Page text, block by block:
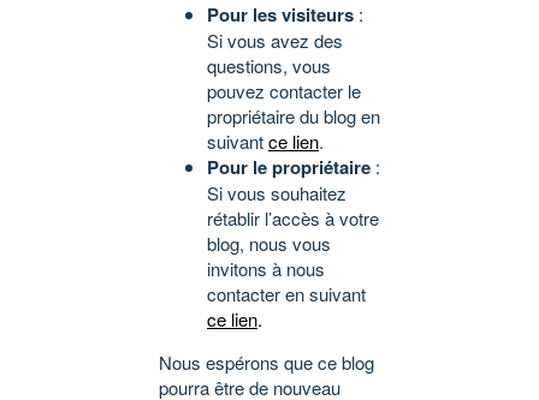
Pour les visiteurs :
Si vous avez des
questions, vous
pouvez contacter le
propriétaire du blog en
suivantce lien.
Pour le propriétaire :
Si vous souhaitez
rétablir l’accès à votre
blog, nous vous
invitons à nous
contacter en suivant
ce lien.
Nous espérons que ce blog
pourra être de nouveau